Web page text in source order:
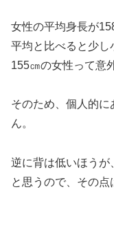
女性の平均身長が
平均と比べると少し
155㎝の女性って意
そのため、個人的
ん。
逆に背は低いほうが
と思うので、その